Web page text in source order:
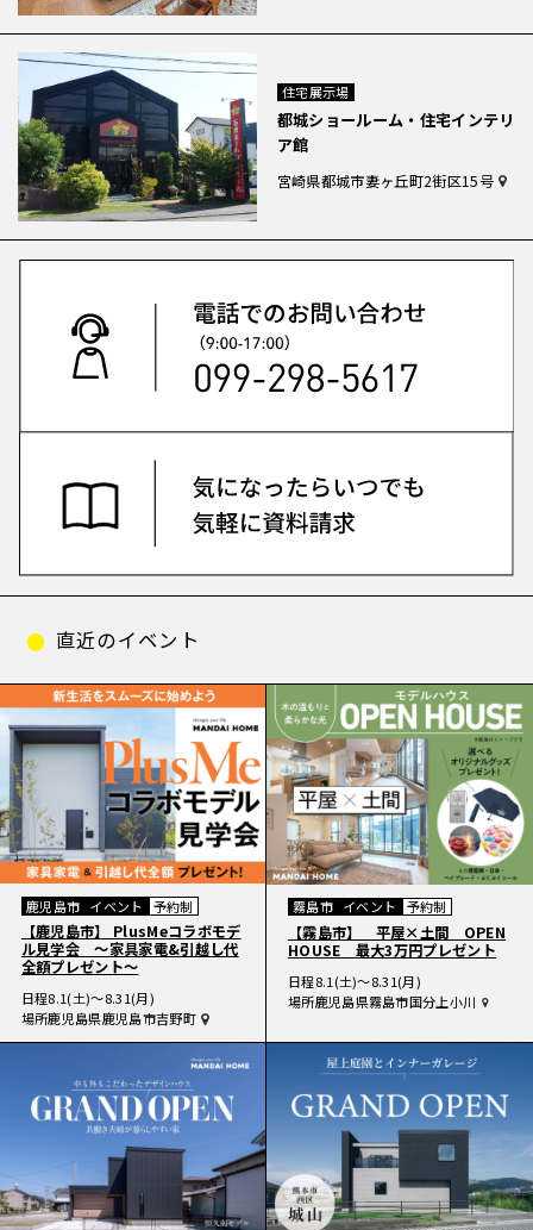
住宅展示場
都城ショールーム・住宅インテリ
ア館
宮崎県都城市妻ヶ丘町2街区15号
直近のイベント
鹿児島市 イベント 予約制
【鹿児島市】 PlusMeコラボモデ
ル見学会 〜家具家電&引越し代
全額プレゼント〜
日程8.1(土)〜8.31(月)
場所鹿児島県鹿児島市吉野町
霧島市 イベント 予約制
【霧島市】 平屋×土間 OPEN
HOUSE 最大3万円プレゼント
日程8.1(土)〜8.31(月)
場所鹿児島県霧島市国分上小川